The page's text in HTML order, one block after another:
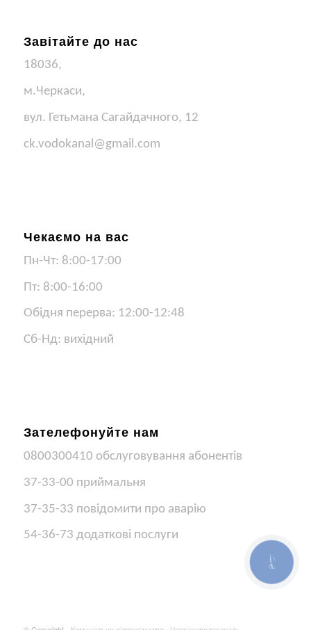
Завітайте до нас
18036,
м.Черкаси,
вул. Гетьмана Сагайдачного, 12
ck.vodokanal@gmail.com
Чекаємо на вас
Пн-Чт: 8:00-17:00
Пт: 8:00-16:00
Обідня перерва: 12:00-12:48
Сб-Нд: вихідний
Зателефонуйте нам
0800300410 обслуговування абонентів
37-33-00 приймальня
37-35-33 повідомити про аварію
54-36-73 додаткові послуги
КНОПКА
ЗВ'ЯЗКУ